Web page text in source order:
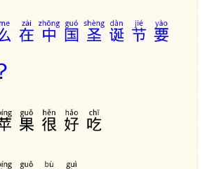
在中国圣诞节要
果很好吃